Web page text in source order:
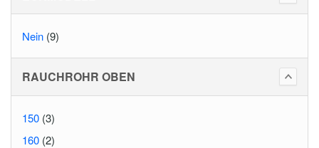
Nein (9)
RAUCHROHR OBEN
150 (3)
160 (2)